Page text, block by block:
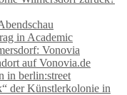
in Academic
Vonovia
auf Vonovia.de
in berlin:street
der Künstlerkolonie in